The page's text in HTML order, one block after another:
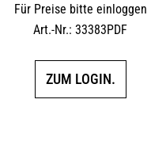
Für Preise bitte einloggen
Art.-Nr.: 33383PDF
ZUM LOGIN.